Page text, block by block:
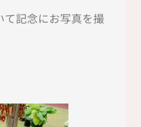
て記念にお写真を撮